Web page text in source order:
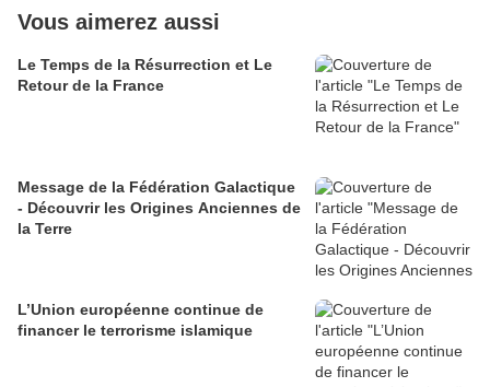
Vous aimerez aussi
Le Temps de la Résurrection et Le
Retour de la France
Message de la Fédération Galactique
- Découvrir les Origines Anciennes de
la Terre
L’Union européenne continue de
financer le terrorisme islamique